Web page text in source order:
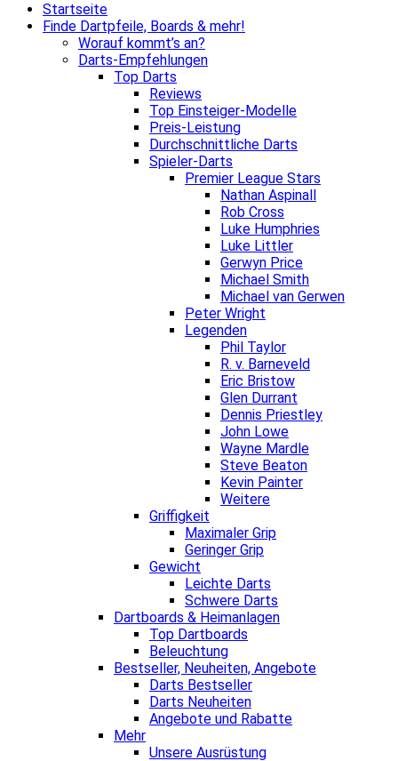
Startseite
Finde Dartpfeile, Boards & mehr!
Worauf kommt’s an?
Darts-Empfehlungen
Top Darts
Reviews
Top Einsteiger-Modelle
Preis-Leistung
Durchschnittliche Darts
Spieler-Darts
Premier League Stars
Nathan Aspinall
Rob Cross
Luke Humphries
Luke Littler
Gerwyn Price
Michael Smith
Michael van Gerwen
Peter Wright
Legenden
Phil Taylor
R. v. Barneveld
Eric Bristow
Glen Durrant
Dennis Priestley
John Lowe
Wayne Mardle
Steve Beaton
Kevin Painter
Weitere
Griffigkeit
Maximaler Grip
Geringer Grip
Gewicht
Leichte Darts
Schwere Darts
Dartboards & Heimanlagen
Top Dartboards
Beleuchtung
Bestseller, Neuheiten, Angebote
Darts Bestseller
Darts Neuheiten
Angebote und Rabatte
Mehr
Unsere Ausrüstung